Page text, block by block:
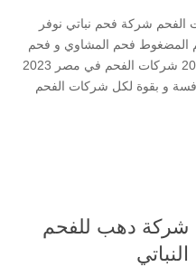
شركة فحم نباتي نوفر
المضغوط فحم المشاوي و فحم
الشيشة بأفضل اسعار الفحم لعام 2023 شركات الفحم في مصر 2023
و بقوة لكل شركات الفحم
شركة دهب للفحم
النباتي